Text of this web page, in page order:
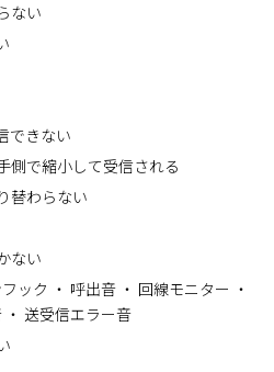
ない
できない
側で縮小して受信される
替わらない
ない
ック ・ 呼出音 ・ 回線モニター ・
・ 送受信エラー音